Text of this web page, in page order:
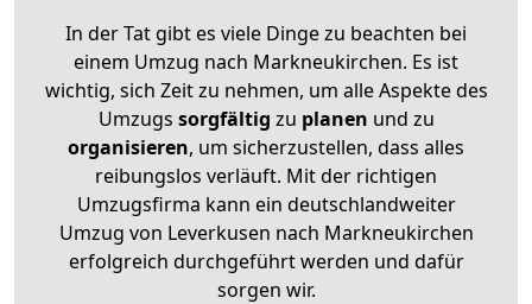
In der Tat gibt es viele Dinge zu beachten bei
einem Umzug nach Markneukirchen. Es ist
wichtig, sich Zeit zu nehmen, um alle Aspekte des
Umzugs sorgfältig zu planen und zu
organisieren, um sicherzustellen, dass alles
reibungslos verläuft. Mit der richtigen
Umzugsfirma kann ein deutschlandweiter
Umzug von Leverkusen nach Markneukirchen
erfolgreich durchgeführt werden und dafür
sorgen wir.